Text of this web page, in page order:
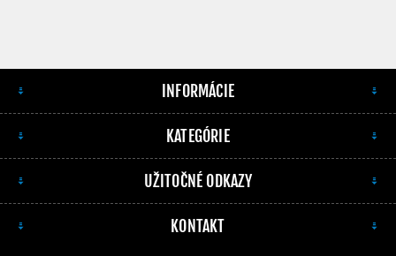
INFORMÁCIE
KATEGÓRIE
UŽITOČNÉ ODKAZY
KONTAKT